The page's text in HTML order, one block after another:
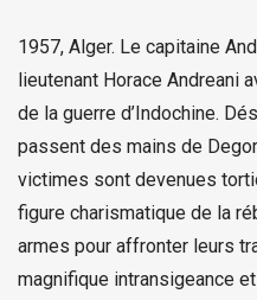
1957, Alger. Le capitaine
lieutenant Horace Andreani
de la guerre d’Indochine.
passent des mains de
victimes sont devenues
figure charismatique de la
armes pour affronter leurs
magnifique intransigeance